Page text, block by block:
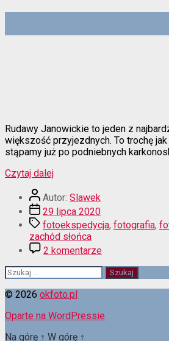
Rudawy Janowickie to jeden z
większość przyjezdnych. To trochę
stąpamy już po podniebnych
Czytaj dalej“Na
wieży”
Autor
wpisu
Autor: Slawek
Data
wpisu
29 lipca 2020
Tagifotoekspedycja, fotografia,
zachód słońca
2 komentarze
Na
skalnej
wieży
Szukaj:
© 2026 okfoto.pl
Oparte na WordPressie
Na górę ↑ W górę ↑